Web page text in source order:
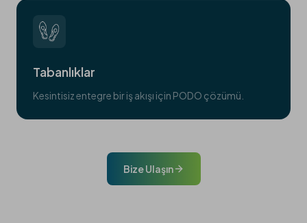
Tabanlıklar
Kesintisiz entegre bir iş akışı için PODO çözümü.
Bize Ulaşın